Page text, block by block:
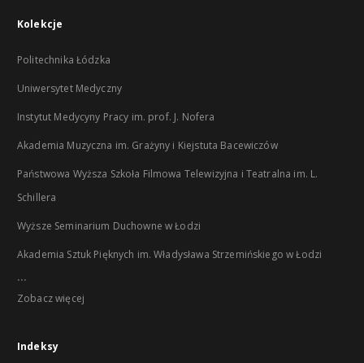
Kolekcje
Politechnika Łódzka
Uniwersytet Medyczny
Instytut Medycyny Pracy im. prof. J. Nofera
Akademia Muzyczna im. Grażyny i Kiejstuta Bacewiczów
Państwowa Wyższa Szkoła Filmowa Telewizyjna i Teatralna im. L.
Schillera
Wyższe Seminarium Duchowne w Łodzi
Akademia Sztuk Pięknych im. Władysława Strzemińskiego w Łodzi
...
Zobacz więcej
Indeksy